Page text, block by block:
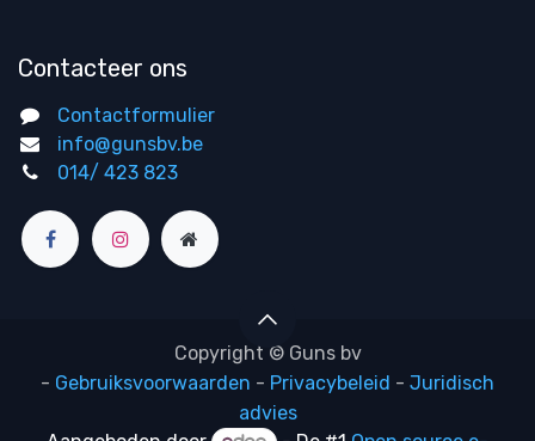
Contacteer ons
Contactformulier
info@gunsbv.be
014/ 423 823
Copyright © Guns bv
- Gebruiksvoorwaarden - Privacybeleid - Juridisch
advies